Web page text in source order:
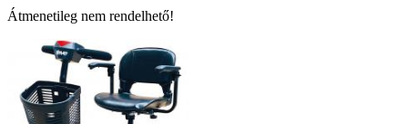
Átmenetileg nem rendelhető!